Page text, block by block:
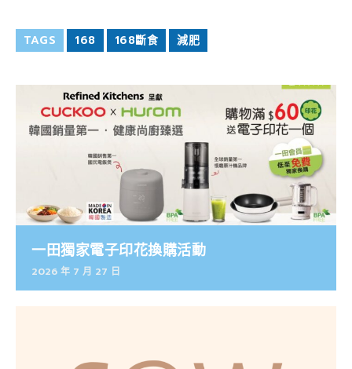
TAGS 168 168斷食 減肥
一田獨家電子印花換購活動
2026 年 7 月 27 日